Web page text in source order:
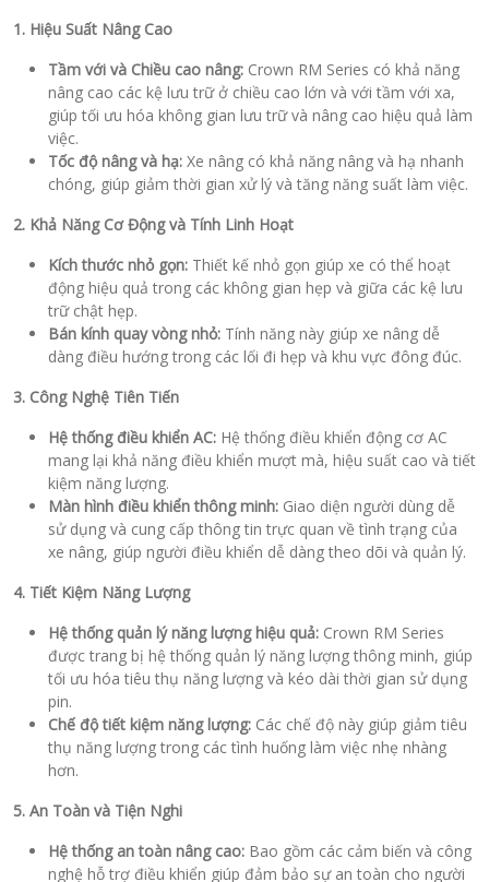
1. Hiệu Suất Nâng Cao
Tầm với và Chiều cao nâng: Crown RM Series có khả năng
nâng cao các kệ lưu trữ ở chiều cao lớn và với tầm với xa,
giúp tối ưu hóa không gian lưu trữ và nâng cao hiệu quả làm
việc.
Tốc độ nâng và hạ: Xe nâng có khả năng nâng và hạ nhanh
chóng, giúp giảm thời gian xử lý và tăng năng suất làm việc.
2. Khả Năng Cơ Động và Tính Linh Hoạt
Kích thước nhỏ gọn: Thiết kế nhỏ gọn giúp xe có thể hoạt
động hiệu quả trong các không gian hẹp và giữa các kệ lưu
trữ chật hẹp.
Bán kính quay vòng nhỏ: Tính năng này giúp xe nâng dễ
dàng điều hướng trong các lối đi hẹp và khu vực đông đúc.
3. Công Nghệ Tiên Tiến
Hệ thống điều khiển AC: Hệ thống điều khiển động cơ AC
mang lại khả năng điều khiển mượt mà, hiệu suất cao và tiết
kiệm năng lượng.
Màn hình điều khiển thông minh: Giao diện người dùng dễ
sử dụng và cung cấp thông tin trực quan về tình trạng của
xe nâng, giúp người điều khiển dễ dàng theo dõi và quản lý.
4. Tiết Kiệm Năng Lượng
Hệ thống quản lý năng lượng hiệu quả: Crown RM Series
được trang bị hệ thống quản lý năng lượng thông minh, giúp
tối ưu hóa tiêu thụ năng lượng và kéo dài thời gian sử dụng
pin.
Chế độ tiết kiệm năng lượng: Các chế độ này giúp giảm tiêu
thụ năng lượng trong các tình huống làm việc nhẹ nhàng
hơn.
5. An Toàn và Tiện Nghi
Hệ thống an toàn nâng cao: Bao gồm các cảm biến và công
nghệ hỗ trợ điều khiển giúp đảm bảo sự an toàn cho người